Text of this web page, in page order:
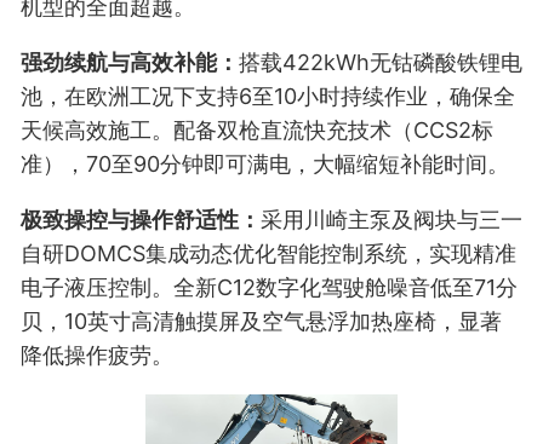
机型的全面超越。
强劲续航与高效补能： 搭载422kWh无钴磷酸铁锂电
池，在欧洲工况下支持6至10小时持续作业，确保全
天候高效施工。配备双枪直流快充技术（CCS2标
准），70至90分钟即可满电，大幅缩短补能时间。
极致操控与操作舒适性： 采用川崎主泵及阀块与三一
自研DOMCS集成动态优化智能控制系统，实现精准
电子液压控制。全新C12数字化驾驶舱噪音低至71分
贝，10英寸高清触摸屏及空气悬浮加热座椅，显著
降低操作疲劳。